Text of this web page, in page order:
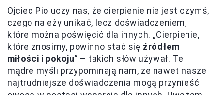
Ojciec Pio uczy nas, że cierpienie nie jest czymś,
czego należy unikać, lecz doświadczeniem,
które można poświęcić dla innych. „Cierpienie,
które znosimy, powinno stać się źródłem
miłości i pokoju” – takich słów używał. Te
mądre myśli przypominają nam, że nawet nasze
najtrudniejsze doświadczenia mogą przynieść